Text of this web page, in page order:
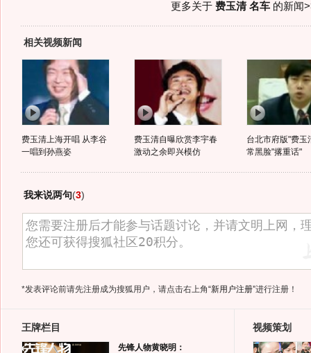
更多关于 费玉清 名车的新闻
相关视频新闻
费玉清上海开唱 从李谷
一唱到孙燕姿
费玉清自曝欣赏李宇春
激动之余即兴模仿
台北市府版"费玉
常黑脸"撂重话"
我来说两句(3)
*发表评论前请先注册成为搜狐用户，请点击右上角“新用户注册”进行注册！
王牌栏目
先锋人物黄晓明：
视频策划